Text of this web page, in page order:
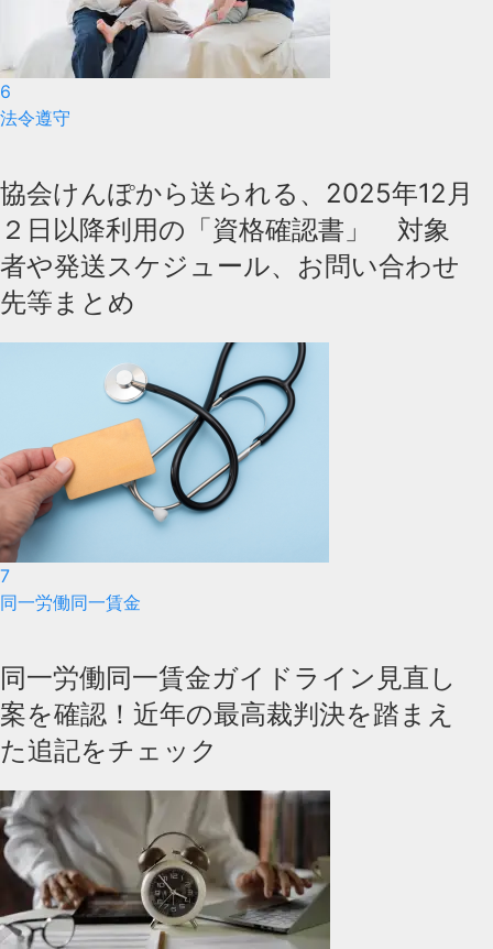
6
法令遵守
協会けんぽから送られる、2025年12月
２日以降利用の「資格確認書」 対象
者や発送スケジュール、お問い合わせ
先等まとめ
7
同一労働同一賃金
同一労働同一賃金ガイドライン見直し
案を確認！近年の最高裁判決を踏まえ
た追記をチェック